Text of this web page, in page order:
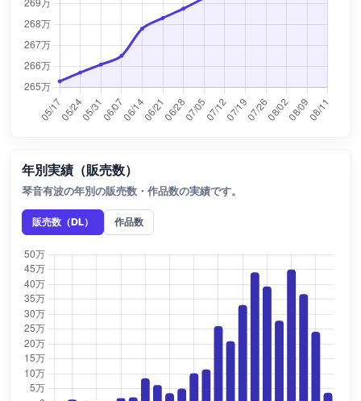
年別実績（販売数）
琴音有波の年別の販売数・作品数の実績です。
販売数（DL） 作品数